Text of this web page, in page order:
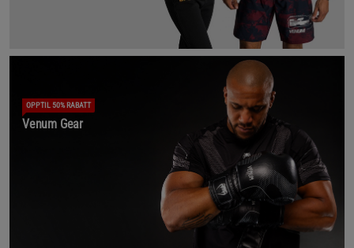
OPPTIL 50% RABATT
Venum Gear